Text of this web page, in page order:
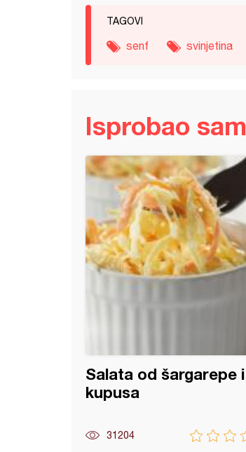
TAGOVI
senf svinjetina
Isprobao sam
Salata od šargarepe i
kupusa
31204